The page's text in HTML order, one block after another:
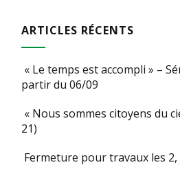
ARTICLES RÉCENTS
« Le temps est accompli » –
partir du 06/09
« Nous sommes citoyens du
21)
Fermeture pour travaux les 2,